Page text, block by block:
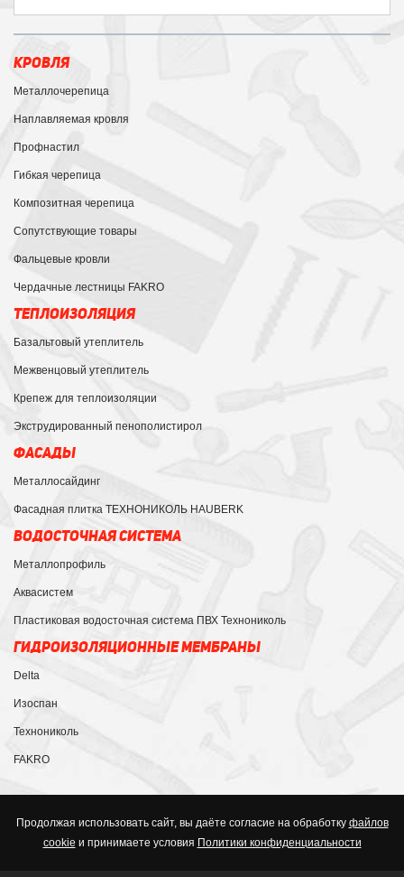
КРОВЛЯ
Металлочерепица
Наплавляемая кровля
Профнастил
Гибкая черепица
Композитная черепица
Сопутствующие товары
Фальцевые кровли
Чердачные лестницы FAKRO
ТЕПЛОИЗОЛЯЦИЯ
Базальтовый утеплитель
Межвенцовый утеплитель
Крепеж для теплоизоляции
Экструдированный пенополистирол
ФАСАДЫ
Металлосайдинг
Фасадная плитка ТЕХНОНИКОЛЬ HAUBERK
ВОДОСТОЧНАЯ СИСТЕМА
Металлопрофиль
Аквасистем
Пластиковая водосточная система ПВХ Технониколь
ГИДРОИЗОЛЯЦИОННЫЕ МЕМБРАНЫ
Delta
Изоспан
Технониколь
FAKRO
Продолжая использовать сайт, вы даёте согласие на обработку файлов
cookie и принимаете условия Политики конфиденциальности